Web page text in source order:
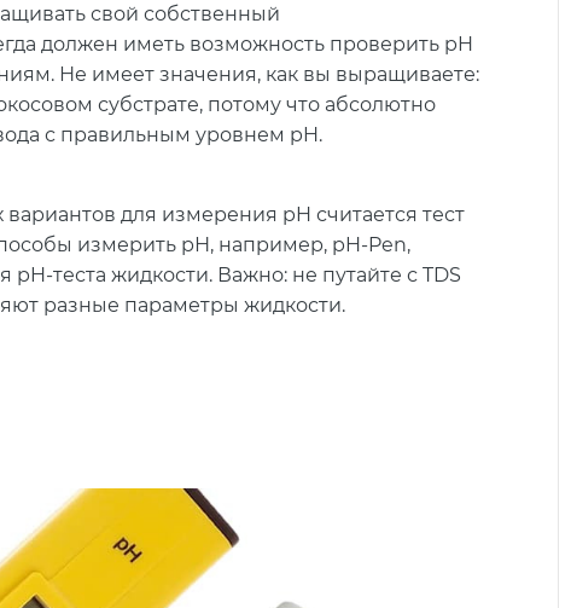
свой собственный
должен иметь возможность проверить pH
Не имеет значения, как вы выращиваете:
субстрате, потому что абсолютно
с правильным уровнем pH.
для измерения pH считается тест
измерить рН, например, pH-Pen,
теста жидкости. Важно: не путайте с TDS
разные параметры жидкости.